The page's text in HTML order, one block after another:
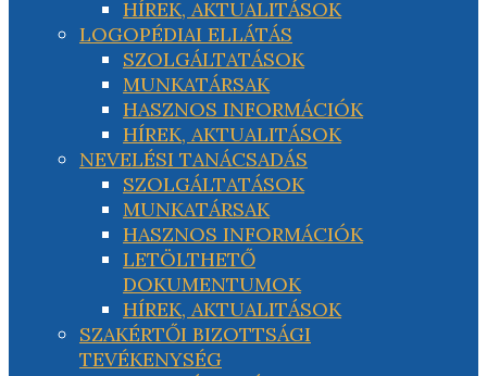
HÍREK, AKTUALITÁSOK
LOGOPÉDIAI ELLÁTÁS
SZOLGÁLTATÁSOK
MUNKATÁRSAK
HASZNOS INFORMÁCIÓK
HÍREK, AKTUALITÁSOK
NEVELÉSI TANÁCSADÁS
SZOLGÁLTATÁSOK
MUNKATÁRSAK
HASZNOS INFORMÁCIÓK
LETÖLTHETŐ
DOKUMENTUMOK
HÍREK, AKTUALITÁSOK
SZAKÉRTŐI BIZOTTSÁGI
TEVÉKENYSÉG